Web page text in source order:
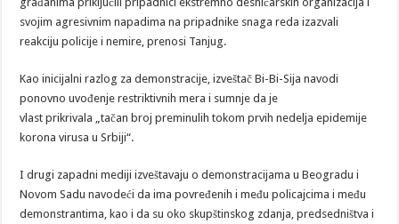
svojim agresivnim napadima na pripadnike snaga reda izazvali
reakciju policije i nemire, prenosi Tanjug.
Kao inicijalni razlog za demonstracije, izveštač Bi-Bi-Sija navodi
ponovno uvođenje restriktivnih mera i sumnje da je
vlast prikrivala „tačan broj preminulih tokom prvih nedelja epidemije
korona virusa u Srbiji“.
I drugi zapadni mediji izveštavaju o demonstracijama u Beogradu i
Novom Sadu navodeći da ima povređenih i među policajcima i među
demonstrantima, kao i da su oko skupštinskog zdanja, predsedništva i